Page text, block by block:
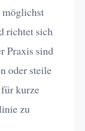
möglichst
richtet sich
Praxis sind
oder steile
kurze
zu